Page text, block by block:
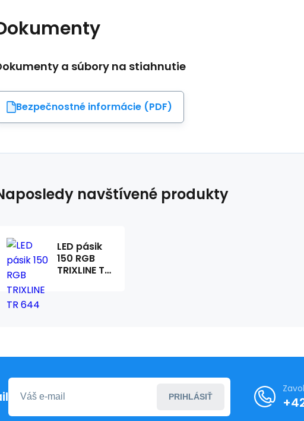
a súbory na stiahnutie
Bezpečnostné informácie (PDF)
navštívené produkty
LED pásik
150 RGB
TRIXLINE TR
PRIHLÁSIŤ